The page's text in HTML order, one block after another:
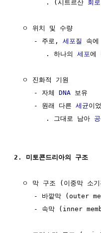
        . (시트르산
회로
  ㅇ 위치 및 수량
     - 주로,
세포질
속
        . 하나의
세포에
  ㅇ 진화적 기원
     - 자체
DNA 보유
     - 원래 다른
세균이
        . 그대로 남아
2. 미토콘드리아의 구조
ㅇ 막 구조 (이중막 소
- 바깥막 (outer
- 속막 (inner